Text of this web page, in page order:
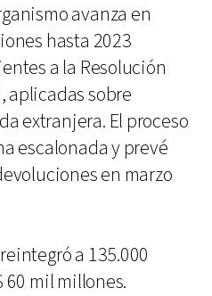
avanza en
hasta 2023
a la Resolución
aplicadas sobre
extranjera. El proceso
escalonada y prevé
en marzo
a 135.000
60 mil millones.